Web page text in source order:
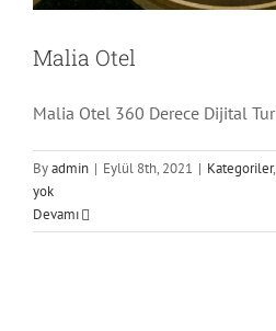
Malia Otel
Malia Otel 360 Derece Dijital Tur
Byadmin | Eylül 8th, 2021 | Kategoriler,
yok
Devamı